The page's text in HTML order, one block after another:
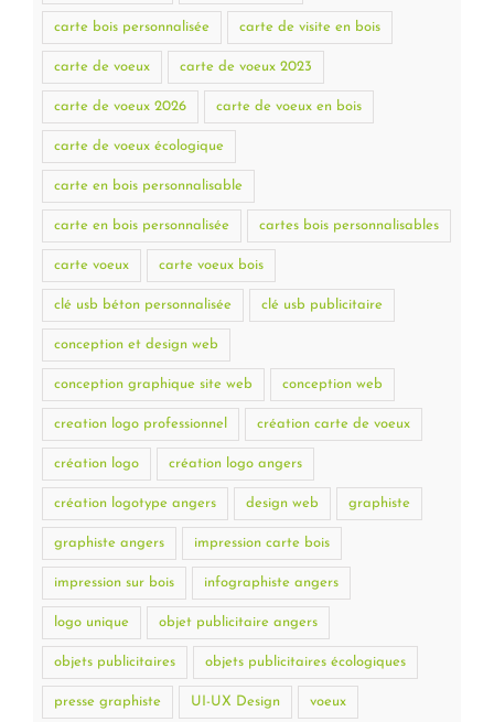
carte bois personnalisée carte de visite en bois
carte de voeux carte de voeux 2023
carte de voeux 2026 carte de voeux en bois
carte de voeux écologique
carte en bois personnalisable
carte en bois personnalisée cartes bois personnalisables
carte voeux carte voeux bois
clé usb béton personnalisée clé usb publicitaire
conception et design web
conception graphique site web conception web
creation logo professionnel création carte de voeux
création logo création logo angers
création logotype angers design web graphiste
graphiste angers impression carte bois
impression sur bois infographiste angers
logo unique objet publicitaire angers
objets publicitaires objets publicitaires écologiques
presse graphiste UI-UX Design voeux